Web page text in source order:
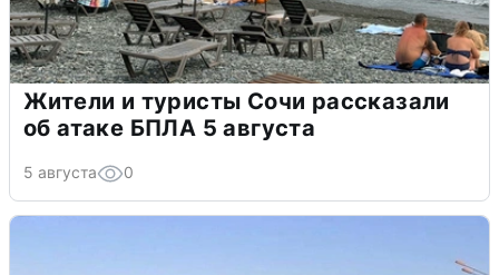
Жители и туристы Сочи рассказали
об атаке БПЛА 5 августа
5 августа 0